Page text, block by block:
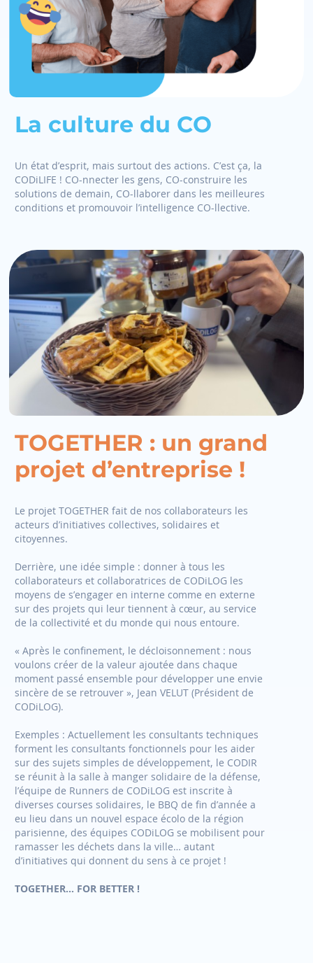
La culture du CO
Un état d’esprit, mais surtout des actions. C’est ça, la
CODiLIFE ! CO-nnecter les gens, CO-construire les
solutions de demain, CO-llaborer dans les meilleures
conditions et promouvoir l’intelligence CO-llective.
TOGETHER : un grand
projet d’entreprise !
Le projet TOGETHER fait de nos collaborateurs les
acteurs d’initiatives collectives, solidaires et
citoyennes.
Derrière, une idée simple : donner à tous les
collaborateurs et collaboratrices de CODiLOG les
moyens de s’engager en interne comme en externe
sur des projets qui leur tiennent à cœur, au service
de la collectivité et du monde qui nous entoure.
« Après le confinement, le décloisonnement : nous
voulons créer de la valeur ajoutée dans chaque
moment passé ensemble pour développer une envie
sincère de se retrouver », Jean VELUT (Président de
CODiLOG).
Exemples : Actuellement les consultants techniques
forment les consultants fonctionnels pour les aider
sur des sujets simples de développement, le CODIR
se réunit à la salle à manger solidaire de la défense,
l’équipe de Runners de CODiLOG est inscrite à
diverses courses solidaires, le BBQ de fin d’année a
eu lieu dans un nouvel espace écolo de la région
parisienne, des équipes CODiLOG se mobilisent pour
ramasser les déchets dans la ville… autant
d’initiatives qui donnent du sens à ce projet !
TOGETHER… FOR BETTER !